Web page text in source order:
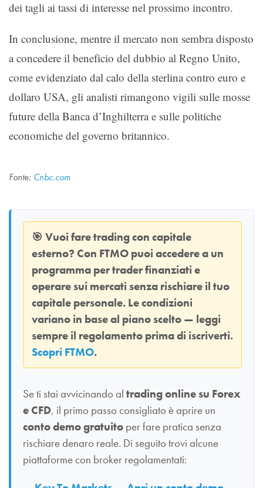
dei tagli ai tassi di interesse nel prossimo incontro.
In conclusione, mentre il mercato non sembra disposto
a concedere il beneficio del dubbio al Regno Unito,
come evidenziato dal calo della sterlina contro euro e
dollaro USA, gli analisti rimangono vigili sulle mosse
future della Banca d’Inghilterra e sulle politiche
economiche del governo britannico.
Fonte: Cnbc.com
🎯 Vuoi fare trading con capitale
esterno? Con FTMO puoi accedere a un
programma per trader finanziati e
operare sui mercati senza rischiare il tuo
capitale personale. Le condizioni
variano in base al piano scelto — leggi
sempre il regolamento prima di iscriverti.
Scopri FTMO.
Se ti stai avvicinando al trading online su Forex
e CFD, il primo passo consigliato è aprire un
conto demo gratuito per fare pratica senza
rischiare denaro reale. Di seguito trovi alcune
piattaforme con broker regolamentati: